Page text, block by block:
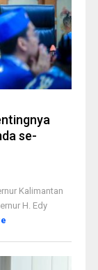
se-
Kalimantan
H. Edy